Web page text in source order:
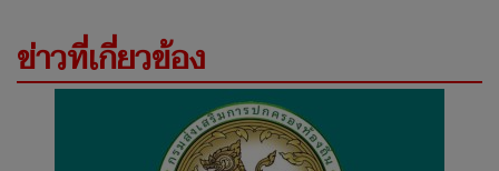
ข่าวที่เกี่ยวข้อง